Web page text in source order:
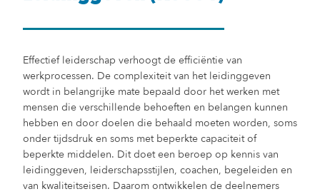
Effectief leiderschap verhoogt de efficiëntie van
werkprocessen. De complexiteit van het leidinggeven
wordt in belangrijke mate bepaald door het werken met
mensen die verschillende behoeften en belangen kunnen
hebben en door doelen die behaald moeten worden, soms
onder tijdsdruk en soms met beperkte capaciteit of
beperkte middelen. Dit doet een beroep op kennis van
leidinggeven, leiderschapsstijlen, coachen, begeleiden en
van kwaliteitseisen. Daarom ontwikkelen de deelnemers